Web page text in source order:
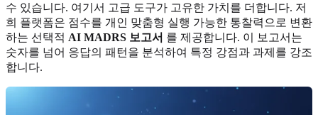
수 있습니다. 여기서 고급 도구가 고유한 가치를 더합니다. 저
희 플랫폼은 점수를 개인 맞춤형 실행 가능한 통찰력으로 변환
하는 선택적 AI MADRS 보고서 를 제공합니다. 이 보고서는
숫자를 넘어 응답의 패턴을 분석하여 특정 강점과 과제를 강조
합니다.